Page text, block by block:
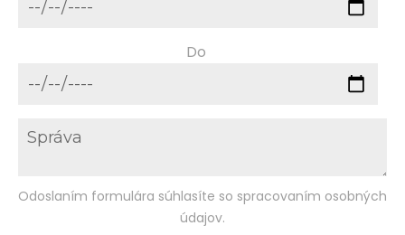
Do
Odoslaním formulára súhlasíte so spracovaním osobných
údajov.